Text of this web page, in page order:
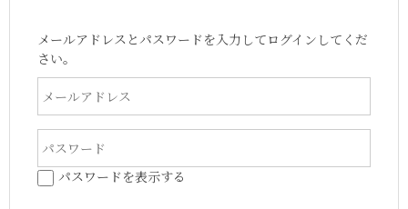
メールアドレスとパスワードを入力してログインしてくだ
さい。
パスワードを表示する